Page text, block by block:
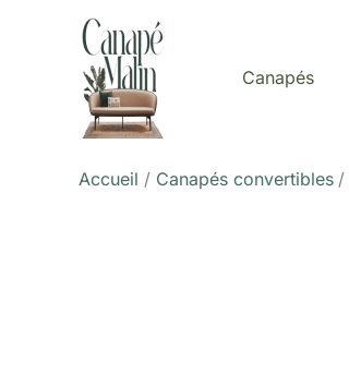
Canapés
Accueil Canapés convertibles